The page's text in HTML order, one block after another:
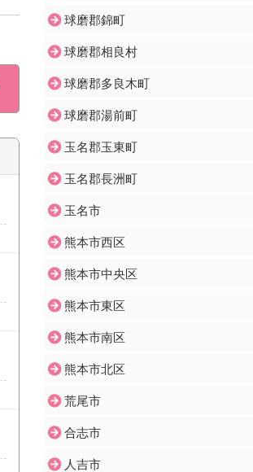
球磨郡錦町
球磨郡相良村
球磨郡多良木町
球磨郡湯前町
玉名郡玉東町
玉名郡長洲町
玉名市
熊本市西区
熊本市中央区
熊本市東区
熊本市南区
熊本市北区
荒尾市
合志市
人吉市